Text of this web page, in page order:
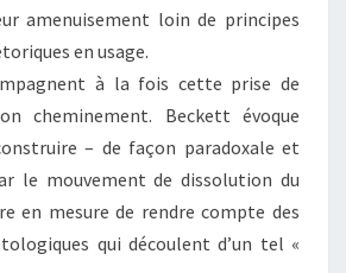
amenuisement loin de principes
en usage.
à la fois cette prise de
cheminement. Beckett évoque
– de façon paradoxale et
le mouvement de dissolution du
en mesure de rendre compte des
qui découlent d’un tel «